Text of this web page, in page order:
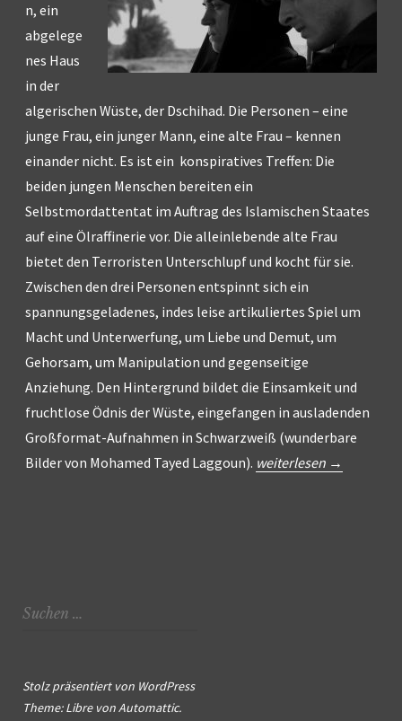
n, ein
abgelege
nes Haus
in der
algerischen Wüste, der Dschihad. Die Personen – eine
junge Frau, ein junger Mann, eine alte Frau – kennen
einander nicht. Es ist ein konspiratives Treffen: Die
beiden jungen Menschen bereiten ein
Selbstmordattentat im Auftrag des Islamischen Staates
auf eine Ölraffinerie vor. Die alleinlebende alte Frau
bietet den Terroristen Unterschlupf und kocht für sie.
Zwischen den drei Personen entspinnt sich ein
spannungsgeladenes, indes leise artikuliertes Spiel um
Macht und Unterwerfung, um Liebe und Demut, um
Gehorsam, um Manipulation und gegenseitige
Anziehung. Den Hintergrund bildet die Einsamkeit und
fruchtlose Ödnis der Wüste, eingefangen in ausladenden
Großformat-Aufnahmen in Schwarzweiß (wunderbare
Bilder von Mohamed Tayed Laggoun). „rih
weiterlesen →
Suchen
Stolz präsentiert von WordPress
Theme: Libre vonAutomattic.